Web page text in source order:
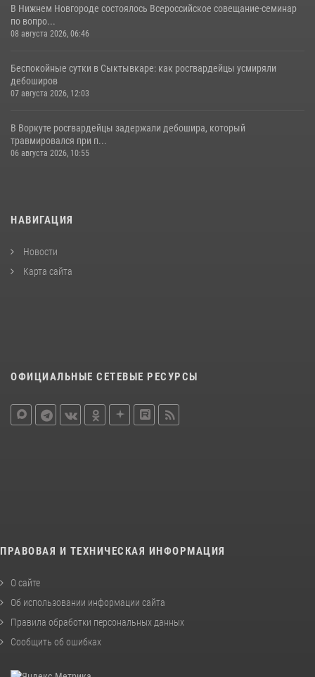
В Нижнем Новгороде состоялось Всероссийское совещание-семинар
по вопро...
08 августа 2026, 06:46
Беспокойные сутки в Сыктывкаре: как росгвардейцы усмиряли
дебоширов
07 августа 2026, 12:03
В Воркуте росгвардейцы задержали дебошира, который
травмировался при п...
06 августа 2026, 10:55
НАВИГАЦИЯ
Новости
Карта сайта
ОФИЦИАЛЬНЫЕ СЕТЕВЫЕ РЕСУРСЫ
ПРАВОВАЯ И ТЕХНИЧЕСКАЯ ИНФОРМАЦИЯ
О сайте
Об использовании информации сайта
Правила обработки персональных данных
Сообщить об ошибках